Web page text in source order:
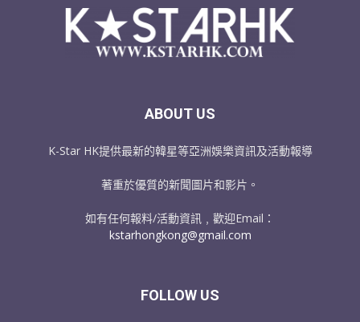
ABOUT US
K-Star HK提供最新的韓星等亞洲娛樂資訊及活動報導
著重於優質的新聞圖片和影片。
如有任何報料/活動資訊﹐歡迎Email：
kstarhongkong@gmail.com
FOLLOW US